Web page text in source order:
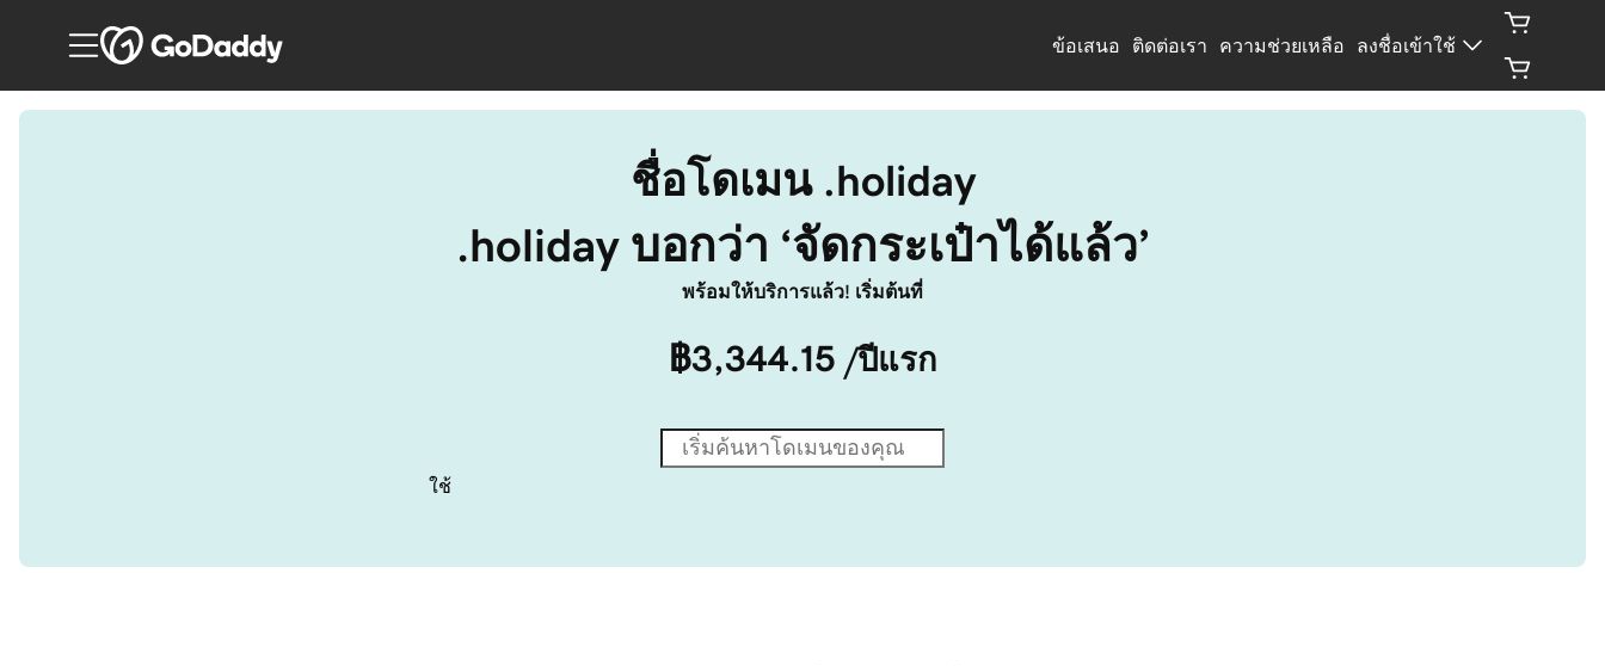
ข้อเสนอ ติดต่อเรา ความช่วยเหลือ ลงชื่อเข้าใช้
ชื่อโดเมน .holiday
.holiday บอกว่า ‘จัดกระเป๋าได้แล้ว’
พร้อมให้บริการแล้ว! เริ่มต้นที่
฿3,344.15 /ปีแรก
ใช้